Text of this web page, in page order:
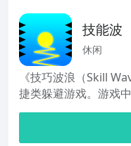
技能波
休闲
《技巧波浪（Skill
捷类躲避游戏。游戏